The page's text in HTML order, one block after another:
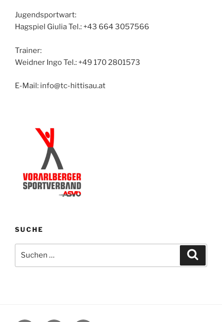
Jugendsportwart:
Hagspiel Giulia Tel.: +43 664 3057566
Trainer:
Weidner Ingo Tel.: +49 170 2801573
E-Mail: info@tc-hittisau.at
SUCHE
nach: